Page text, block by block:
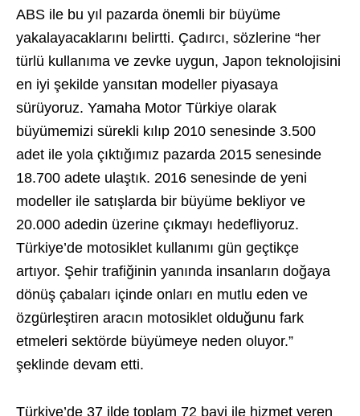
ABS ile bu yıl pazarda önemli bir büyüme
yakalayacaklarını belirtti. Çadırcı, sözlerine “her
türlü kullanıma ve zevke uygun, Japon teknolojisini
en iyi şekilde yansıtan modeller piyasaya
sürüyoruz. Yamaha Motor Türkiye olarak
büyümemizi sürekli kılıp 2010 senesinde 3.500
adet ile yola çıktığımız pazarda 2015 senesinde
18.700 adete ulaştık. 2016 senesinde de yeni
modeller ile satışlarda bir büyüme bekliyor ve
20.000 adedin üzerine çıkmayı hedefliyoruz.
Türkiye’de motosiklet kullanımı gün geçtikçe
artıyor. Şehir trafiğinin yanında insanların doğaya
dönüş çabaları içinde onları en mutlu eden ve
özgürleştiren aracın motosiklet olduğunu fark
etmeleri sektörde büyümeye neden oluyor.”
şeklinde devam etti.
Türkiye’de 37 ilde toplam 72 bayi ile hizmet veren